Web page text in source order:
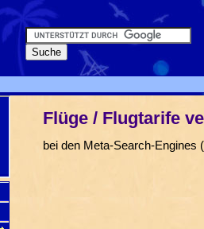
Flüge / Flugtarife
bei den Meta-Search-Engines